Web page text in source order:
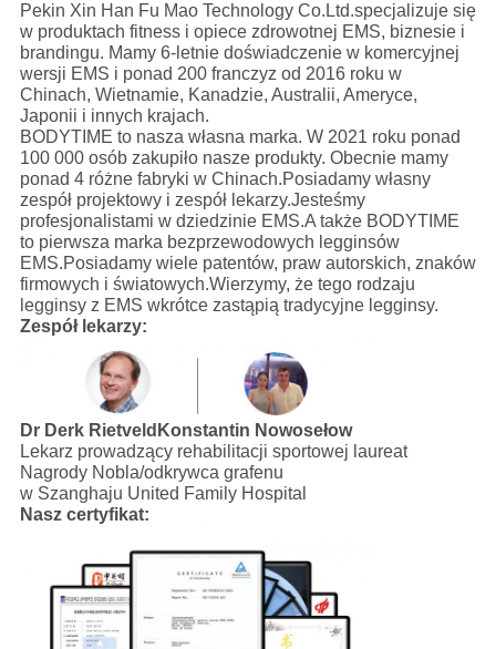
Pekin Xin Han Fu Mao Technology Co.Ltd.specjalizuje się
w produktach fitness i opiece zdrowotnej EMS, biznesie i
brandingu. Mamy 6-letnie doświadczenie w komercyjnej
wersji EMS i ponad 200 franczyz od 2016 roku w
Chinach, Wietnamie, Kanadzie, Australii, Ameryce,
Japonii i innych krajach.
BODYTIME to nasza własna marka. W 2021 roku ponad
100 000 osób zakupiło nasze produkty. Obecnie mamy
ponad 4 różne fabryki w Chinach.Posiadamy własny
zespół projektowy i zespół lekarzy.Jesteśmy
profesjonalistami w dziedzinie EMS.A także BODYTIME
to pierwsza marka bezprzewodowych legginsów
EMS.Posiadamy wiele patentów, praw autorskich, znaków
firmowych i światowych.Wierzymy, że tego rodzaju
legginsy z EMS wkrótce zastąpią tradycyjne legginsy.
Zespół lekarzy:
Dr Derk Rietveld Konstantin Nowosełow
Lekarz prowadzący rehabilitacji sportowej laureat
Nagrody Nobla/odkrywca grafenu
w Szanghaju United Family Hospital
Nasz certyfikat: